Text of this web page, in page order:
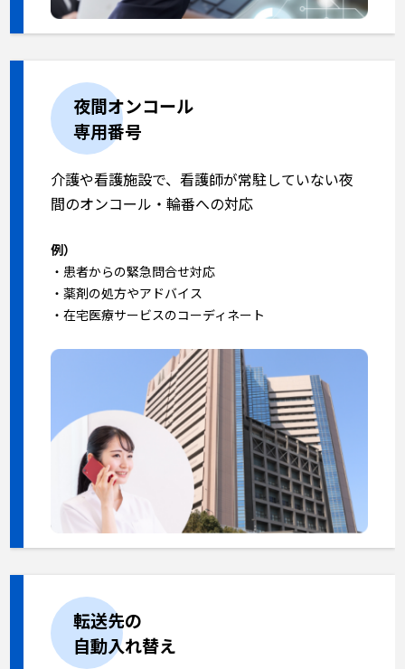
夜間オンコール
専用番号
介護や看護施設で、看護師が常駐していない夜
間のオンコール・輪番への対応
例）
・患者からの緊急問合せ対応
・薬剤の処方やアドバイス
・在宅医療サービスのコーディネート
転送先の
自動入れ替え